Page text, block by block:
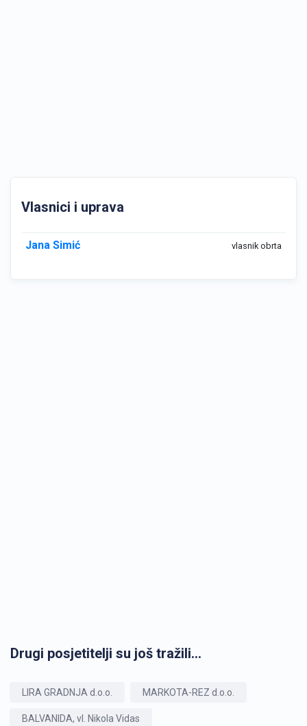
Vlasnici i uprava
Jana Simić vlasnik obrta
Drugi posjetitelji su još tražili...
LIRA GRADNJA d.o.o. MARKOTA-REZ d.o.o.
BALVANIDA, vl. Nikola Vidas